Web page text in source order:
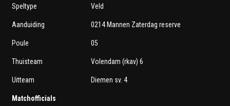
Speltype Veld
Aanduiding 0214 Mannen Zaterdag reserve
Poule 05
Thuisteam Volendam (rkav) 6
Uitteam Diemen sv. 4
Matchofficials